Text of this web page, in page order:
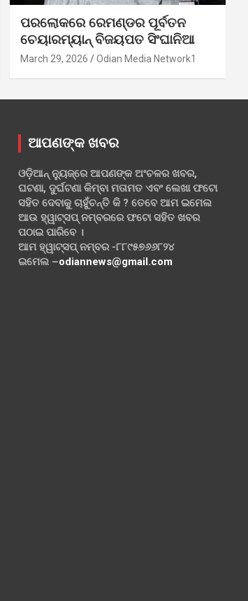
ପରଲୋକରେ ରେମଣ୍ଡର ପୂର୍ବତନ
ଚେୟାରମ୍ୟାନ୍ ବିଜୟପତ ସିଂଘାନିଆ
March 29, 2026 Odian Media Network1
ଆପଣଙ୍କ ଖବର
ଓଡ଼ିଆନ୍ ନ୍ୟୁଜ୍‌ରେ ଆପଣଙ୍କ ଅଂଚଳର ଖବର,
ଘଟଣା, ଦୁର୍ଘଟଣା କିମ୍ବା ମତାମତ ଏବଂ ଲେଖା ଫଟୋ
ସହିତ ଦେବାକୁ ଚାହୁଁଚନ୍ତି କି ? ତେବେ ଆମ ଇମେଲ
ଆଉ ହ୍ୱାଟ୍‌ସପ୍ ନମ୍ବରରେ ଫଟୋ ସହିତ ଖବର
ପଠାଇ ପାରିବେ ।
ଆମ ହ୍ୱାଟ୍‌ସପ୍ ନମ୍ବର -୮୮୯୫୭୬୬୮୨୪
ଇମେଲ –odiannews@gmail.com